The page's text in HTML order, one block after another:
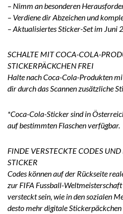
– Nimm an besonderen
– Verdiene dir Abzeichen und
– Aktualisiertes Sticker-Set im Juni
SCHALTE MIT COCA-COLA-
STICKERPÄCKCHEN FREI
Halte nach Coca-Cola-Produkten
dir durch das Scannen zusätzliche
*Coca-Cola-Sticker sind in
auf bestimmten Flaschen verfügbar.
FINDE VERSTECKTE CODES
STICKER
Codes können auf der Rückseite
zur FIFA Fussball-
versteckt sein, wie in den sozialen
desto mehr digitale Stickerpäckchen